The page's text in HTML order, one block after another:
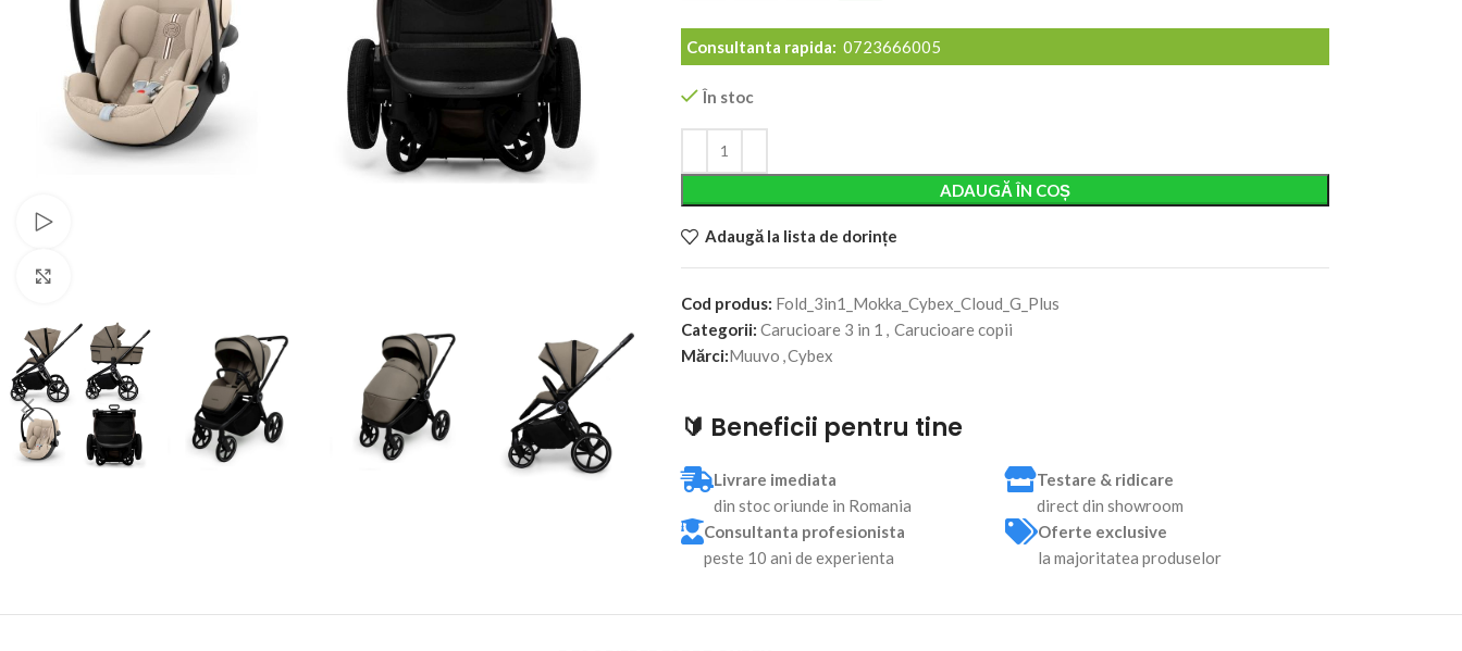
Consultanta rapida: 0723666005
În stoc
ADAUGĂ ÎN COȘ
Alternative:
Adaugă la lista de dorințe
Cod produs: Fold_3in1_Mokka_Cybex_Cloud_G_Plus
Categorii: Carucioare 3 in 1 , Carucioare copii
Mărci:Muuvo ,Cybex
🔰 Beneficii pentru tine
Livrare imediata
din stoc oriunde in Romania
Testare & ridicare
direct din showroom
Consultanta profesionista
peste 10 ani de experienta
Oferte exclusive
la majoritatea produselor